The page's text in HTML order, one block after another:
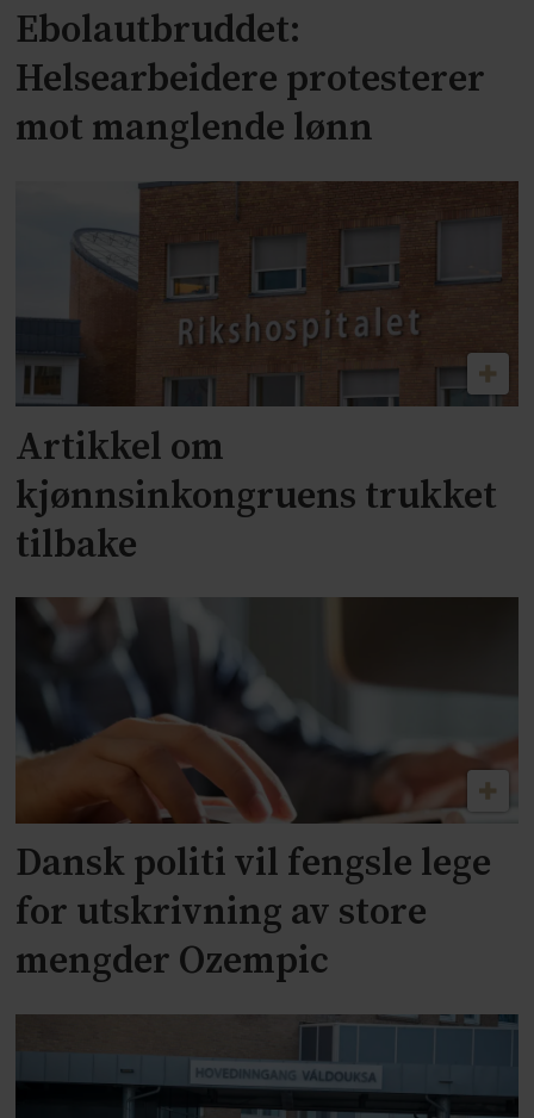
Ebolautbruddet:
Helsearbeidere protesterer
mot manglende lønn
Artikkel om
kjønnsinkongruens trukket
tilbake
Dansk politi vil fengsle lege
for utskrivning av store
mengder Ozempic